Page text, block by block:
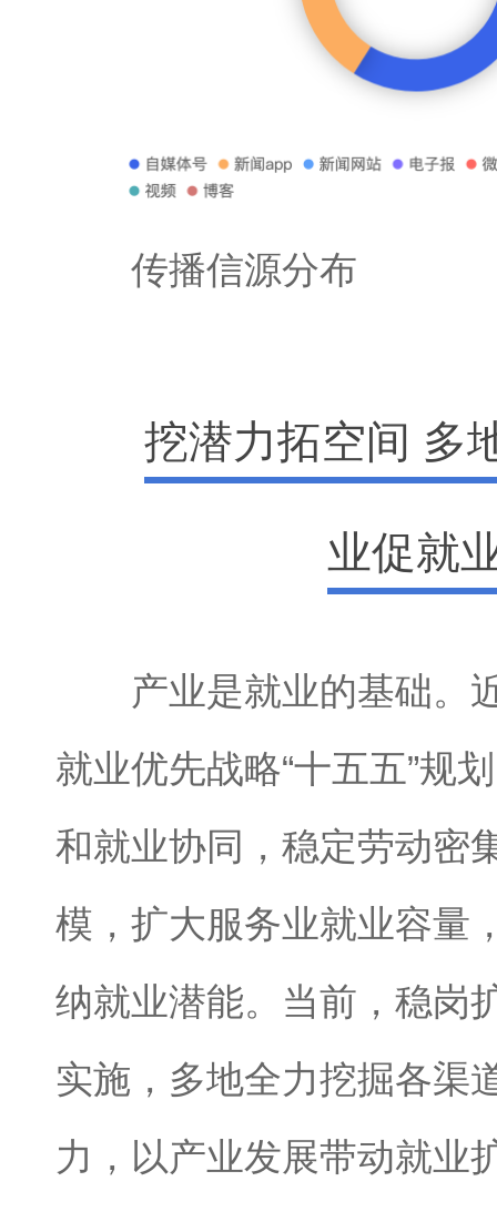
传播信源分布
挖潜力拓空间 多
业促就
产业是就业的基础。
就业优先战略“十五五”规
和就业协同，稳定劳动密
模，扩大服务业就业容量
纳就业潜能。当前，稳岗
实施，多地全力挖掘各渠
力，以产业发展带动就业